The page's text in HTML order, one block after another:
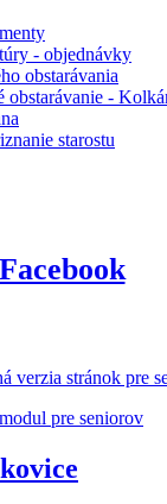
- objednávky
obstarávania
obstarávanie -
starostu
Facebook
verzia stránok pre